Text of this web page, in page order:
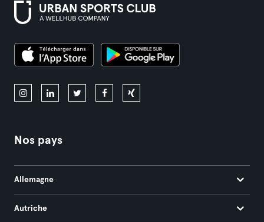
Nos pays
Allemagne
Autriche